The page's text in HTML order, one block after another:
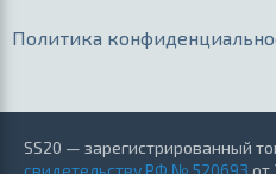
Политика
SS20 — зарегистрированный